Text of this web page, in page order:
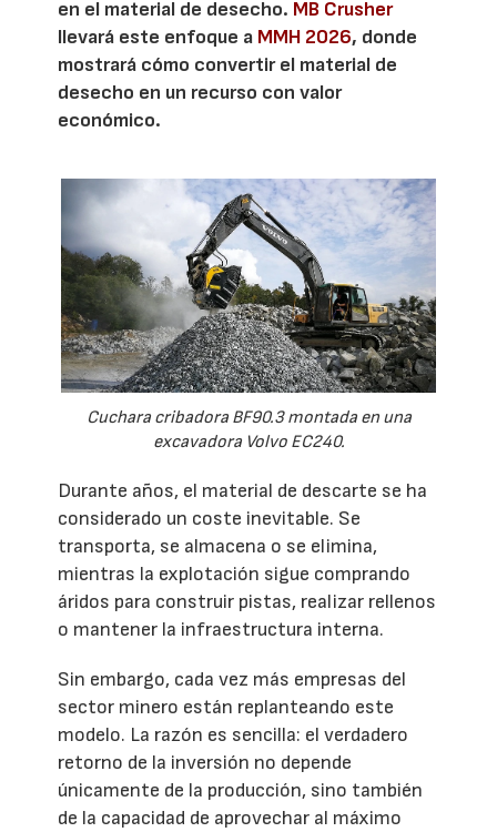
en el material de desecho. MB Crusher
llevará este enfoque a MMH 2026, donde
mostrará cómo convertir el material de
desecho en un recurso con valor
económico.
Cuchara cribadora BF90.3 montada en una
excavadora Volvo EC240.
Durante años, el material de descarte se ha
considerado un coste inevitable. Se
transporta, se almacena o se elimina,
mientras la explotación sigue comprando
áridos para construir pistas, realizar rellenos
o mantener la infraestructura interna.
Sin embargo, cada vez más empresas del
sector minero están replanteando este
modelo. La razón es sencilla: el verdadero
retorno de la inversión no depende
únicamente de la producción, sino también
de la capacidad de aprovechar al máximo